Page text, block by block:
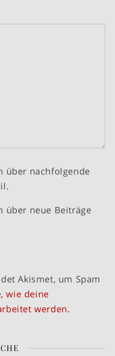
über nachfolgende
über neue Beiträge
Akismet, um Spam
wie deine
werden.